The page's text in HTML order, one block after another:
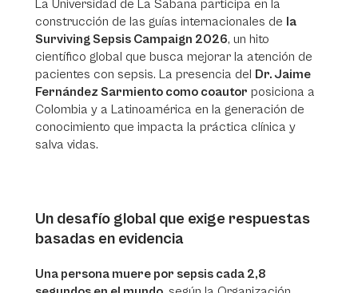
La Universidad de La Sabana participa en la
construcción de las guías internacionales de la
Surviving Sepsis Campaign 2026, un hito
científico global que busca mejorar la atención de
pacientes con sepsis. La presencia del Dr. Jaime
Fernández Sarmiento como coautor posiciona a
Colombia y a Latinoamérica en la generación de
conocimiento que impacta la práctica clínica y
salva vidas.
Un desafío global que exige respuestas
basadas en evidencia
Una persona muere por sepsis cada 2,8